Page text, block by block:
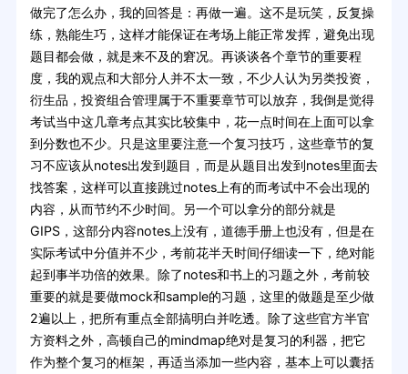
做完了怎么办，我的回答是：再做一遍。这不是玩笑，反复操
练，熟能生巧，这样才能保证在考场上能正常发挥，避免出现
题目都会做，就是来不及的窘况。再谈谈各个章节的重要程
度，我的观点和大部分人并不太一致，不少人认为另类投资，
衍生品，投资组合管理属于不重要章节可以放弃，我倒是觉得
考试当中这几章考点其实比较集中，花一点时间在上面可以拿
到分数也不少。只是这里要注意一个复习技巧，这些章节的复
习不应该从notes出发到题目，而是从题目出发到notes里面去
找答案，这样可以直接跳过notes上有的而考试中不会出现的
内容，从而节约不少时间。另一个可以拿分的部分就是
GIPS，这部分内容notes上没有，道德手册上也没有，但是在
实际考试中分值并不少，考前花半天时间仔细读一下，绝对能
起到事半功倍的效果。除了notes和书上的习题之外，考前较
重要的就是要做mock和sample的习题，这里的做题是至少做
2遍以上，把所有重点全部搞明白并吃透。除了这些官方半官
方资料之外，高顿自己的mindmap绝对是复习的利器，把它
作为整个复习的框架，再适当添加一些内容，基本上可以囊括